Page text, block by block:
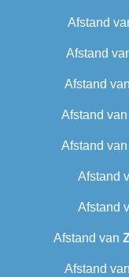
Afstand
Afstand
Afstand van
Afstand van
Afstand van
Afstand
Afstand
Afstand van
Afstand van